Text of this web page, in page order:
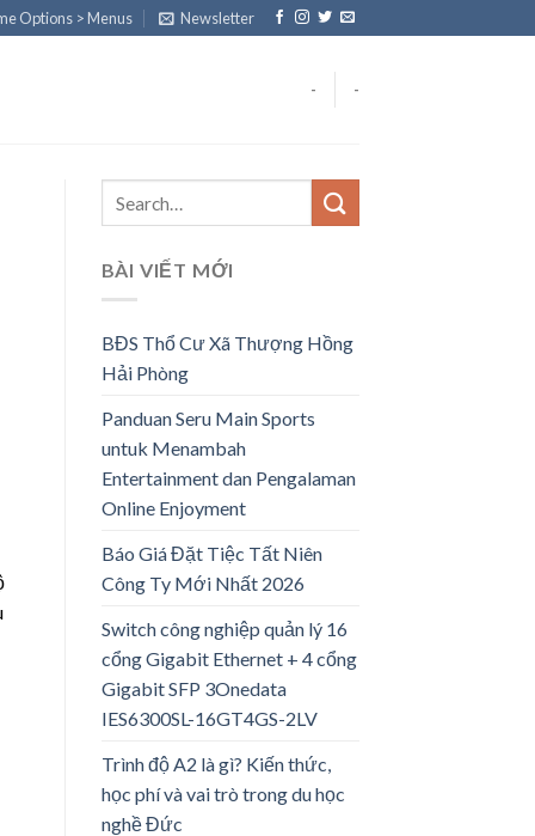
Options > Menus Newsletter
- -
BÀI VIẾT MỚI
BĐS Thổ Cư Xã Thượng Hồng
Hải Phòng
Panduan Seru Main Sports
untuk Menambah
Entertainment dan Pengalaman
Online Enjoyment
Báo Giá Đặt Tiệc Tất Niên
Công Ty Mới Nhất 2026
Switch công nghiệp quản lý 16
cổng Gigabit Ethernet + 4 cổng
Gigabit SFP 3Onedata
IES6300SL-16GT4GS-2LV
Trình độ A2 là gì? Kiến thức,
học phí và vai trò trong du học
nghề Đức